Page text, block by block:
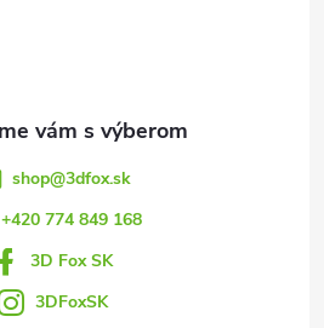
shop@3dfox.sk
+420 774 849 168
3D Fox SK
3DFoxSK